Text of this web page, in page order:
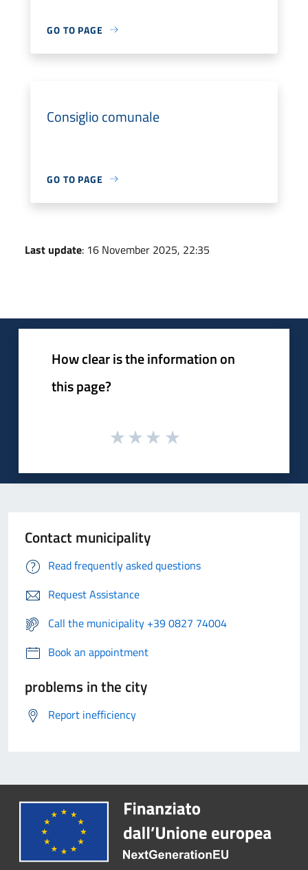
GO TO PAGE
Consiglio comunale
GO TO PAGE
Last update: 16 November 2025, 22:35
How clear is the information on
this page?
Contact municipality
Read frequently asked questions
Request Assistance
Call the municipality +39 0827 74004
Book an appointment
problems in the city
Report inefficiency